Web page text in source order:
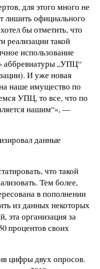
для этого много не
лишить официального
бы отметить, что
реализации такой
использование
„УПЦ“
И уже новая
наше имущество по
УПЦ, то все, что по
нашим“», —
данные
что такой
Тем более,
в пополнении
из данных некоторых
эта организация за
процентов своих
цифры двух опросов.